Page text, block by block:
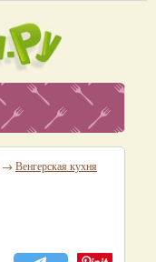
→ Венгерская кухня